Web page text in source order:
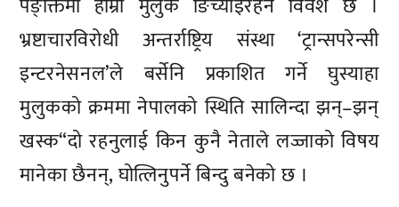
भ्रष्टाचारविरोधी अन्तर्राष्ट्रिय संस्था ‘ट्रान्सपरेन्सी
इन्टरनेसनल’ले बर्सेनि प्रकाशित गर्ने घुस्याहा
मुलुकको क्रममा नेपालको स्थिति सालिन्दा झन्–झन्
खस्क“दो रहनुलाई किन कुनै नेताले लज्जाको विषय
मानेका छैनन्, घोत्लिनुपर्ने बिन्दु बनेको छ ।